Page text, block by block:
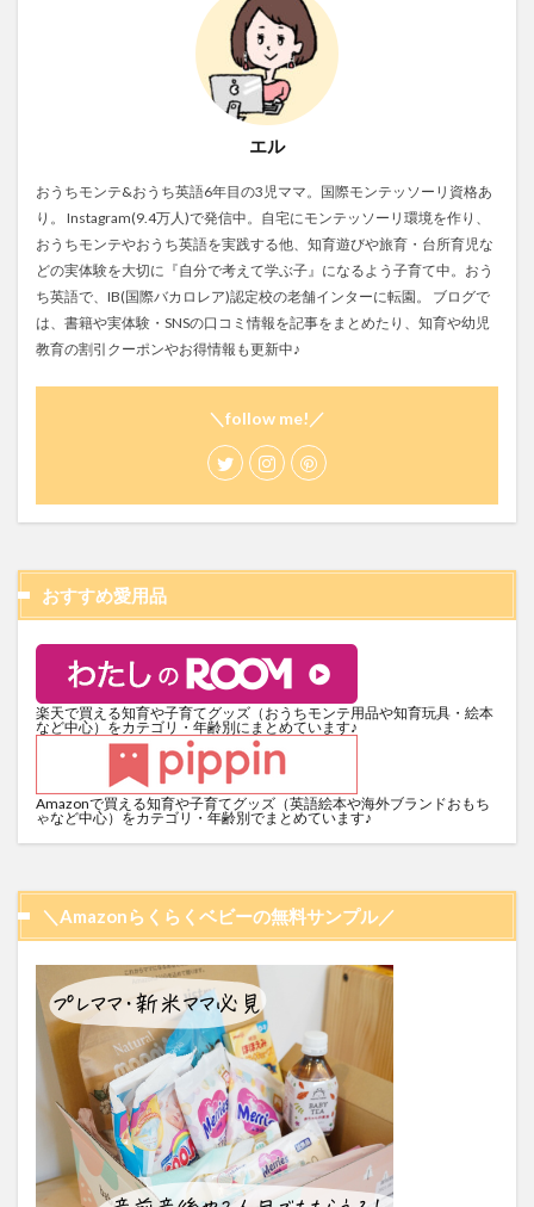
エル
おうちモンテ&おうち英語6年目の3児ママ。国際モンテッソーリ資格あ
り。 Instagram(9.4万人)で発信中。自宅にモンテッソーリ環境を作り、
おうちモンテやおうち英語を実践する他、知育遊びや旅育・台所育児な
どの実体験を大切に『自分で考えて学ぶ子』になるよう子育て中。おう
ち英語で、IB(国際バカロレア)認定校の老舗インターに転園。 ブログで
は、書籍や実体験・SNSの口コミ情報を記事をまとめたり、知育や幼児
教育の割引クーポンやお得情報も更新中♪
＼follow me!／
おすすめ愛用品
楽天で買える知育や子育てグッズ（おうちモンテ用品や知育玩具・絵本
など中心）をカテゴリ・年齢別にまとめています♪
Amazonで買える知育や子育てグッズ（英語絵本や海外ブランドおもち
ゃなど中心）をカテゴリ・年齢別でまとめています♪
＼Amazonらくらくベビーの無料サンプル／